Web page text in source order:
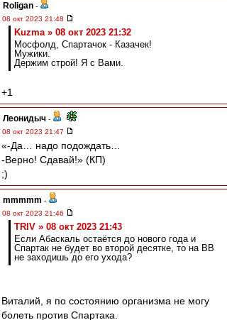
Roligan -
08 окт 2023 21:48
Kuzma » 08 окт 2023 21:32
Мосфолд, Спартачок - Казачек!
Мужики.
Держим строй! Я с Вами.
+1
Леонидыч -
08 окт 2023 21:47
«-Да… надо подождать…
-Верно! Сдавай!» (КП)
;)
mmmmm -
08 окт 2023 21:46
TRIV » 08 окт 2023 21:43
Если Абаскаль остаётся до нового года и
Спартак не будет во второй десятке, то на ВВ
не заходишь до его ухода?
Виталий, я по состоянию организма не могу
болеть против Спартака.